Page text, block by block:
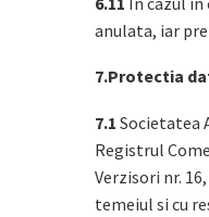
anulata, iar
7.Protectia
7.1 Societatea
Registrul
Verzisori nr.
temeiul si cu